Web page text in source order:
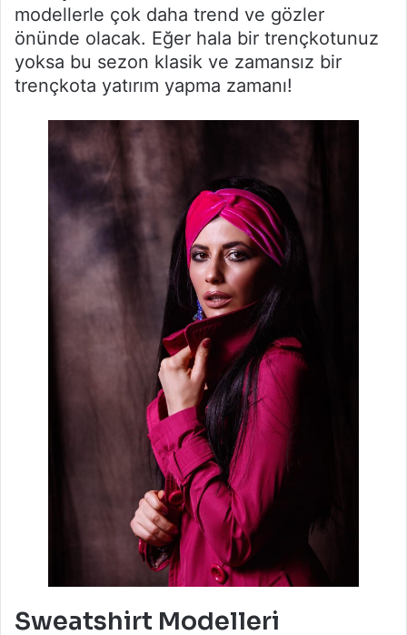
modellerle çok daha trend ve gözler
önünde olacak. Eğer hala bir trençkotunuz
yoksa bu sezon klasik ve zamansız bir
trençkota yatırım yapma zamanı!
Sweatshirt Modelleri